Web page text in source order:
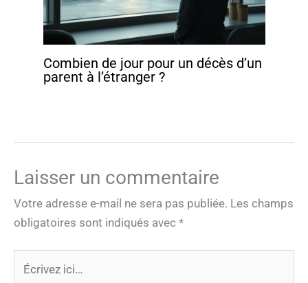
Combien de jour pour un décès d’un
parent à l’étranger ?
Laisser un commentaire
Votre adresse e-mail ne sera pas publiée. Les champs
obligatoires sont indiqués avec *
ici…